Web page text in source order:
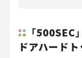
「500SEC
ドアハード